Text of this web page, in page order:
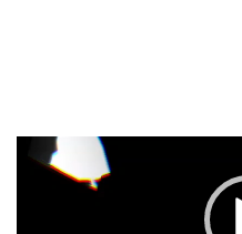
Pemutar
Video